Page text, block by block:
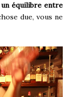
équilibre entre
due, vous ne